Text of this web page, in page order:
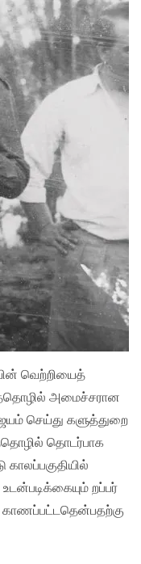
வெற்றியைத்
அமைச்சரான
செய்து களுத்துறை
தொடர்பாக
றப்பர்
காணப்பட்டதென்பதற்கு